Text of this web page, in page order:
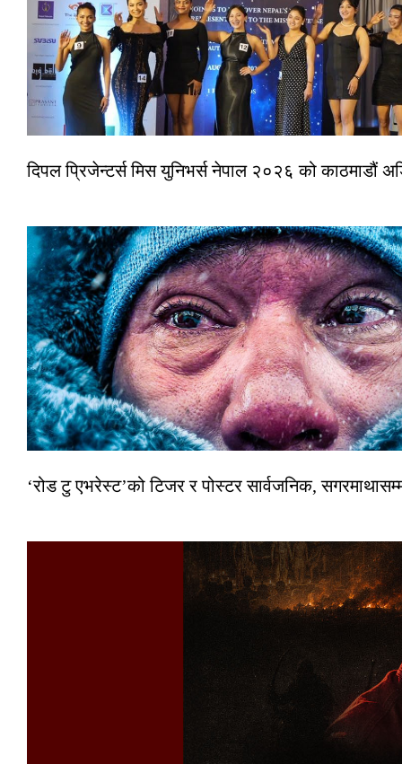
दिपल प्रिजेन्टर्स मिस युनिभर्स नेपाल २०२६ को काठमाडौं
‘रोड टु एभरेस्ट’को टिजर र पोस्टर सार्वजनिक,